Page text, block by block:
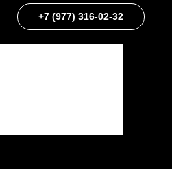
+7 (977) 316-02-32